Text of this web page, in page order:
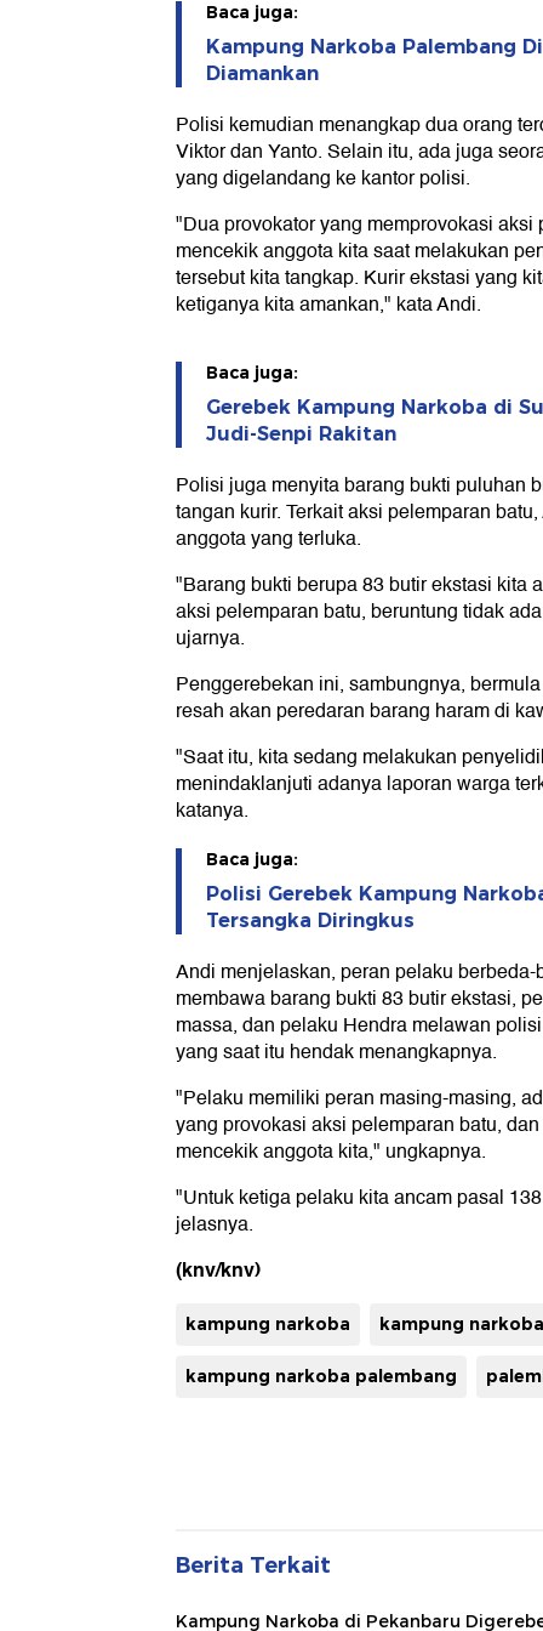
Baca juga:
Kampung Narkoba Palembang
Diamankan
Polisi kemudian menangkap dua orang
Viktor dan Yanto. Selain itu, ada juga
yang digelandang ke kantor polisi.
"Dua provokator yang memprovokasi
mencekik anggota kita saat melakukan
tersebut kita tangkap. Kurir ekstasi yang
ketiganya kita amankan," kata Andi.
Baca juga:
Gerebek Kampung Narkoba di
Judi-Senpi Rakitan
Polisi juga menyita barang bukti puluhan
tangan kurir. Terkait aksi pelemparan
anggota yang terluka.
"Barang bukti berupa 83 butir ekstasi kita
aksi pelemparan batu, beruntung tidak
ujarnya.
Penggerebekan ini, sambungnya,
resah akan peredaran barang haram di
"Saat itu, kita sedang melakukan
menindaklanjuti adanya laporan warga
katanya.
Baca juga:
Polisi Gerebek Kampung
Tersangka Diringkus
Andi menjelaskan, peran pelaku
membawa barang bukti 83 butir ekstasi,
massa, dan pelaku Hendra melawan
yang saat itu hendak menangkapnya.
"Pelaku memiliki peran masing-masing,
yang provokasi aksi pelemparan batu,
mencekik anggota kita," ungkapnya.
"Untuk ketiga pelaku kita ancam pasal
jelasnya.
(knv/knv)
kampung narkoba kampung
kampung narkoba palembang
Berita Terkait
Kampung Narkoba di Pekanbaru